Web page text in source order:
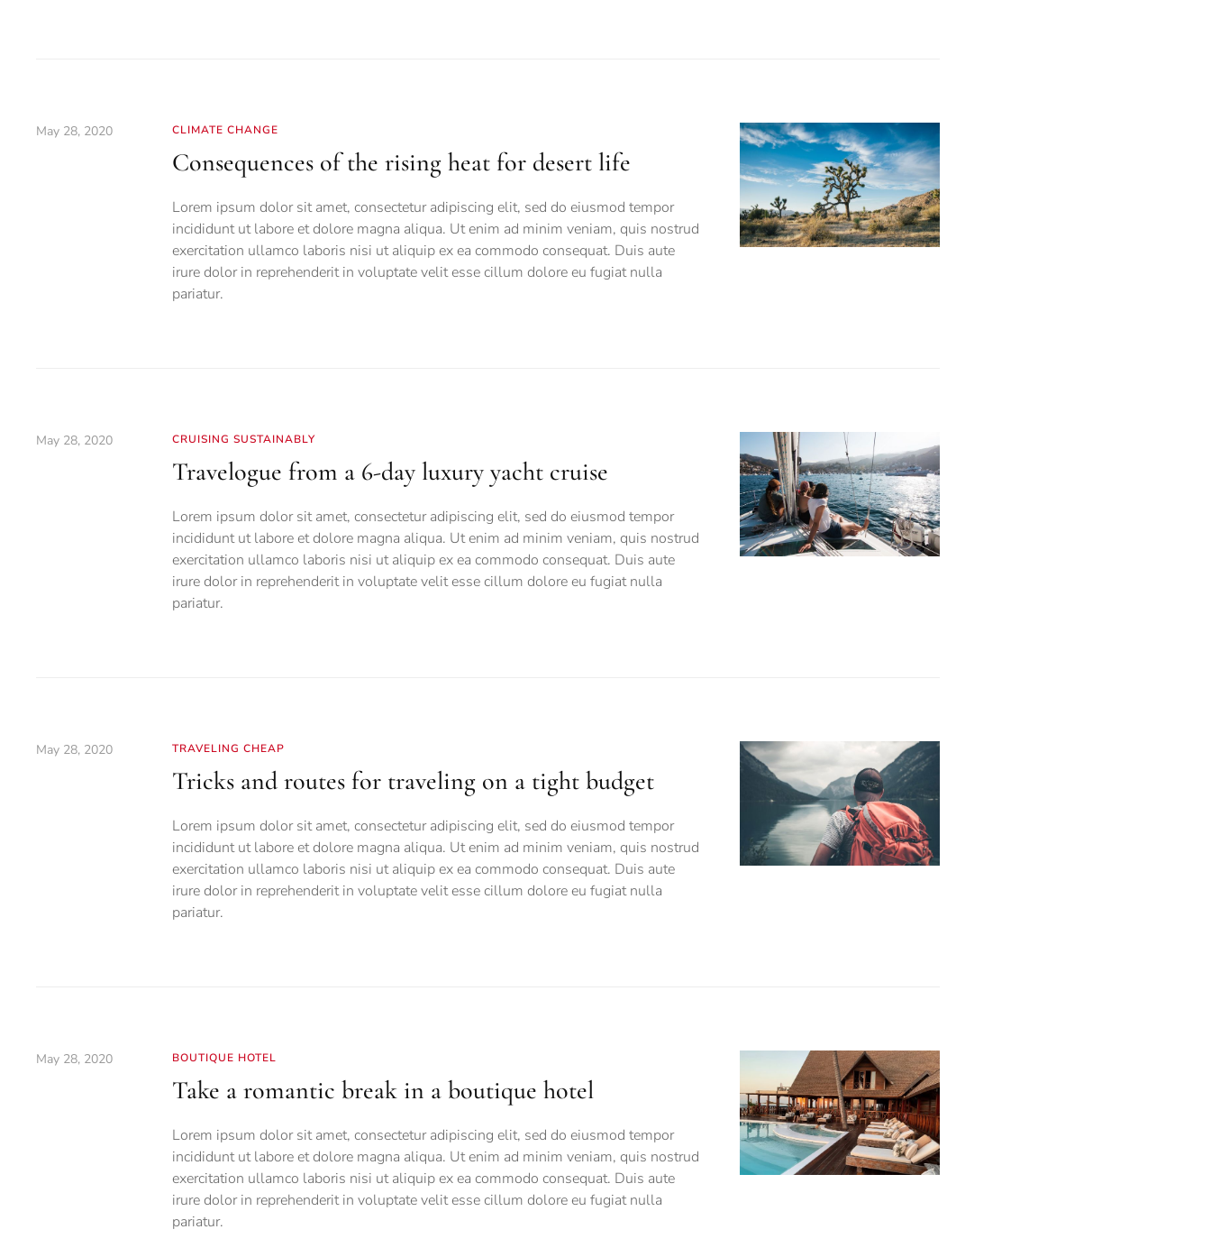
May 28, 2020 CLIMATE CHANGE
Consequences of the rising heat for desert life
Lorem ipsum dolor sit amet, consectetur adipiscing elit, sed do eiusmod tempor
incididunt ut labore et dolore magna aliqua. Ut enim ad minim veniam, quis nostrud
exercitation ullamco laboris nisi ut aliquip ex ea commodo consequat. Duis aute
irure dolor in reprehenderit in voluptate velit esse cillum dolore eu fugiat nulla
pariatur.
May 28, 2020 CRUISING SUSTAINABLY
Travelogue from a 6-day luxury yacht cruise
Lorem ipsum dolor sit amet, consectetur adipiscing elit, sed do eiusmod tempor
incididunt ut labore et dolore magna aliqua. Ut enim ad minim veniam, quis nostrud
exercitation ullamco laboris nisi ut aliquip ex ea commodo consequat. Duis aute
irure dolor in reprehenderit in voluptate velit esse cillum dolore eu fugiat nulla
pariatur.
May 28, 2020 TRAVELING CHEAP
Tricks and routes for traveling on a tight budget
Lorem ipsum dolor sit amet, consectetur adipiscing elit, sed do eiusmod tempor
incididunt ut labore et dolore magna aliqua. Ut enim ad minim veniam, quis nostrud
exercitation ullamco laboris nisi ut aliquip ex ea commodo consequat. Duis aute
irure dolor in reprehenderit in voluptate velit esse cillum dolore eu fugiat nulla
pariatur.
May 28, 2020 BOUTIQUE HOTEL
Take a romantic break in a boutique hotel
Lorem ipsum dolor sit amet, consectetur adipiscing elit, sed do eiusmod tempor
incididunt ut labore et dolore magna aliqua. Ut enim ad minim veniam, quis nostrud
exercitation ullamco laboris nisi ut aliquip ex ea commodo consequat. Duis aute
irure dolor in reprehenderit in voluptate velit esse cillum dolore eu fugiat nulla
pariatur.